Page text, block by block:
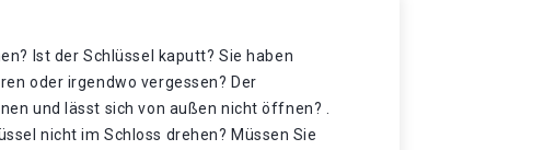
Ist der Schlüssel kaputt? Sie haben
oder irgendwo vergessen? Der
und lässt sich von außen nicht öffnen? .
nicht im Schloss drehen? Müssen Sie